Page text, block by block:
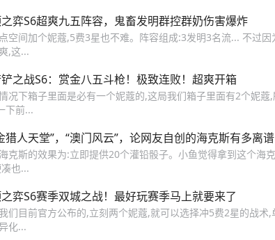
弈S6超爽九五阵容，鬼畜发明群控群奶伤害爆炸
空间加个妮蔻,5费3星也不难。阵容组成:3发明3名流... 不过
,这...
之战S6：赏金八五斗枪！极致连败！超爽开箱
况下箱子里面是必有一个妮蔻的,这局我们箱子里面有2个妮
下前...
猎人天堂”，“澳门风云”，论网友自创的海克斯有多离谱
克斯的效果为:立即提供20个灌铅骰子。小鱼觉得拿到这个海
也...
弈S6赛季双城之战！最好玩赛季马上就要来了
们目前官方公布的,立刻两个妮蔻,就可以选择冲5费2星的战术
化...